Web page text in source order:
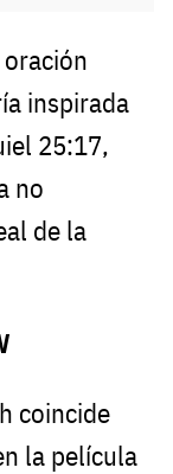
inspirada
25:17,
no
de la
coincide
la película